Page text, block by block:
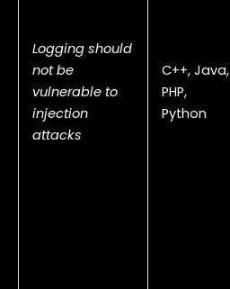
Logging should
not be
vulnerable to
injection
attacks
C++, Java,
PHP,
Python